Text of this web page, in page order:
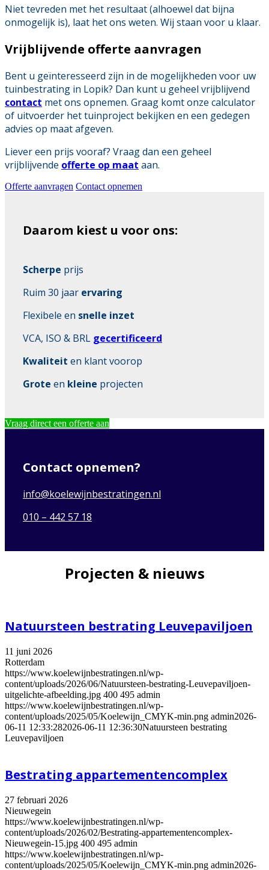
Niet tevreden met het resultaat (alhoewel dat bijna
onmogelijk is), laat het ons weten. Wij staan voor u klaar.
Vrijblijvende offerte aanvragen
Bent u geïnteresseerd zijn in de mogelijkheden voor uw
tuinbestrating in Lopik? Dan kunt u geheel vrijblijvend
contact met ons opnemen. Graag komt onze calculator
of uitvoerder het tuinproject bekijken en een gedegen
advies op maat afgeven.
Liever een prijs vooraf? Vraag dan een geheel
vrijblijvende offerte op maat aan.
Offerte aanvragen Contact opnemen
Daarom kiest u voor ons:
Scherpe prijs
Ruim 30 jaar ervaring
Flexibele en snelle inzet
VCA, ISO & BRL gecertificeerd
Kwaliteit en klant voorop
Grote en kleine projecten
Vraag direct een offerte aan
Contact opnemen?
info@koelewijnbestratingen.nl
010 – 442 57 18
Projecten & nieuws
Natuursteen bestrating Leuvepaviljoen
11 juni 2026
Rotterdam
https://www.koelewijnbestratingen.nl/wp-
content/uploads/2026/06/Natuursteen-bestrating-Leuvepaviljoen-
uitgelichte-afbeelding.jpg 400 495 admin
https://www.koelewijnbestratingen.nl/wp-
content/uploads/2025/05/Koelewijn_CMYK-min.png admin2026-
06-11 12:33:282026-06-11 12:36:30Natuursteen bestrating
Leuvepaviljoen
Bestrating appartementencomplex
27 februari 2026
Nieuwegein
https://www.koelewijnbestratingen.nl/wp-
content/uploads/2026/02/Bestrating-appartementencomplex-
Nieuwegein-15.jpg 400 495 admin
https://www.koelewijnbestratingen.nl/wp-
content/uploads/2025/05/Koelewijn_CMYK-min.png admin2026-